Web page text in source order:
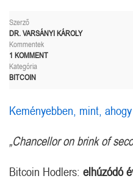
Szerző
DR. VARSÁNYI KÁROLY
Kommentek
1 KOMMENT
Kategória
BITCOIN
Keményebben, mint, ahogy
„Chancellor on brink of
Bitcoin Hodlers: elhúzódó